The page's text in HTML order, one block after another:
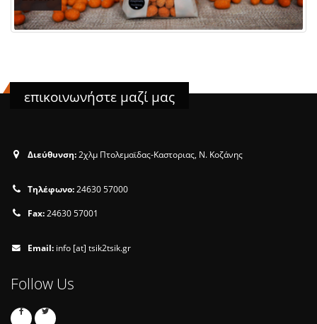
επικοινωνήστε μαζί μας
Διεύθυνση: 2χλμ Πτολεμαϊδας-Καστοριας, Ν. Κοζάνης
Τηλέφωνο: 24630 57000
Fax: 24630 57001
Email: info [at] tsik2tsik.gr
Follow Us